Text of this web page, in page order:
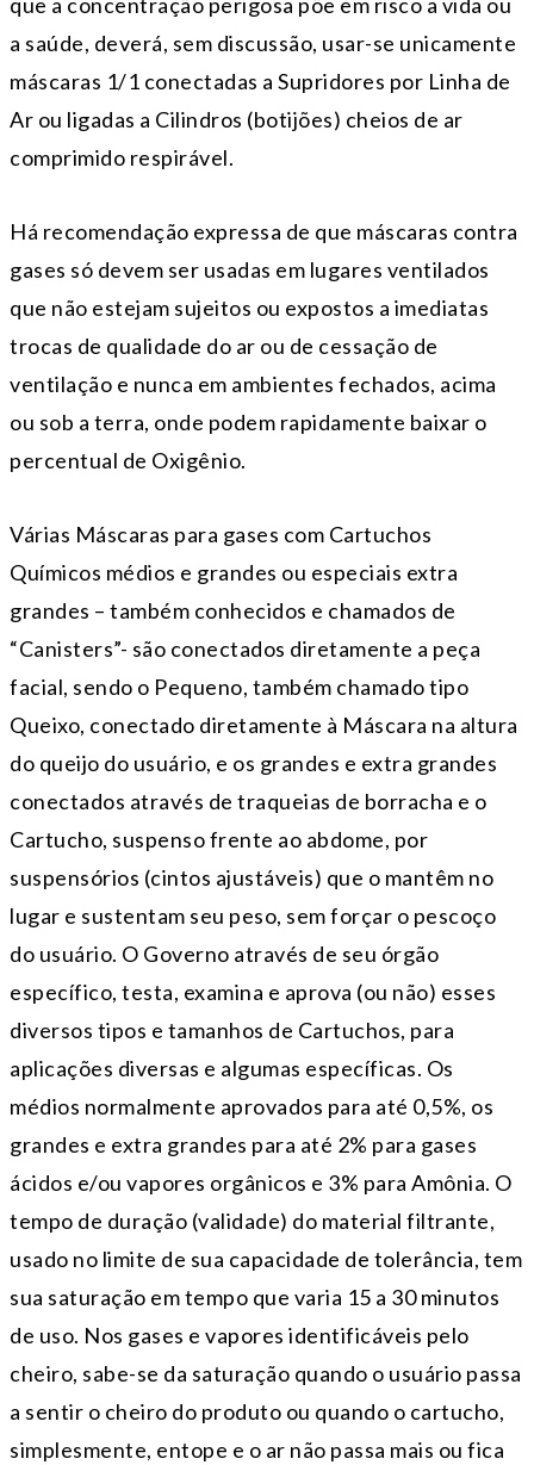
a saúde, deverá, sem discussão, usar-se unicamente
máscaras 1/1 conectadas a Supridores por Linha de
Ar ou ligadas a Cilindros (botijões) cheios de ar
comprimido respirável.
Há recomendação expressa de que máscaras contra
gases só devem ser usadas em lugares ventilados
que não estejam sujeitos ou expostos a imediatas
trocas de qualidade do ar ou de cessação de
ventilação e nunca em ambientes fechados, acima
ou sob a terra, onde podem rapidamente baixar o
percentual de Oxigênio.
Várias Máscaras para gases com Cartuchos
Químicos médios e grandes ou especiais extra
grandes – também conhecidos e chamados de
“Canisters”- são conectados diretamente a peça
facial, sendo o Pequeno, também chamado tipo
Queixo, conectado diretamente à Máscara na altura
do queijo do usuário, e os grandes e extra grandes
conectados através de traqueias de borracha e o
Cartucho, suspenso frente ao abdome, por
suspensórios (cintos ajustáveis) que o mantêm no
lugar e sustentam seu peso, sem forçar o pescoço
do usuário. O Governo através de seu órgão
específico, testa, examina e aprova (ou não) esses
diversos tipos e tamanhos de Cartuchos, para
aplicações diversas e algumas específicas. Os
médios normalmente aprovados para até 0,5%, os
grandes e extra grandes para até 2% para gases
ácidos e/ou vapores orgânicos e 3% para Amônia. O
tempo de duração (validade) do material filtrante,
usado no limite de sua capacidade de tolerância, tem
sua saturação em tempo que varia 15 a 30 minutos
de uso. Nos gases e vapores identificáveis pelo
cheiro, sabe-se da saturação quando o usuário passa
a sentir o cheiro do produto ou quando o cartucho,
simplesmente, entope e o ar não passa mais ou fica